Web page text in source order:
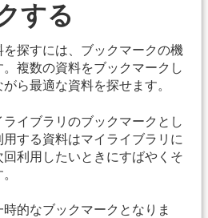
する
探すには、ブックマークの機
複数の資料をブックマークし
ら最適な資料を探せます。
イブラリのブックマークとし
する資料はマイライブラリに
利用したいときにすばやくそ
的なブックマークとなりま